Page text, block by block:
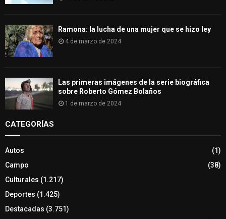
Ramona: la lucha de una mujer que se hizo ley
4 de marzo de 2024
Las primeras imágenes de la serie biográfica
sobre Roberto Gómez Bolaños
1 de marzo de 2024
CATEGORÍAS
Autos
(1)
Campo
(38)
Culturales (1.217)
Deportes (1.425)
Destacadas (3.751)